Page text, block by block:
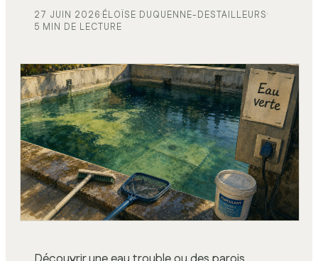
27 JUIN 2026·ÉLOÏSE DUQUENNE-DESTAILLEURS·
5 MIN DE LECTURE